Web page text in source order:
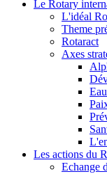
Le Rotary
L'idéal
Theme
Rotaract
Axes
Les actions du
Echange